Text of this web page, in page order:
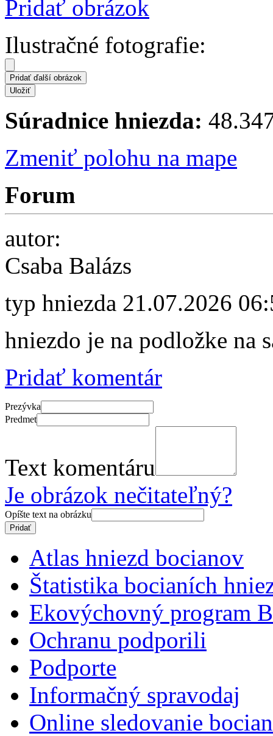
Pridať obrázok
Ilustračné fotografie:
Súradnice hniezda:
Zmeniť polohu na mape
Forum
autor:
Csaba Balázs
typ hniezda 21.07.2026
hniezdo je na podložke na
Pridať komentár
Prezývka
Predmet
Text komentáru
Je obrázok nečitateľný?
Opíšte text na obrázku
Atlas hniezd bocianov
Štatistika bocianích
Ekovýchovný program
Ochranu podporili
Podporte
Informačný spravodaj
Online sledovanie